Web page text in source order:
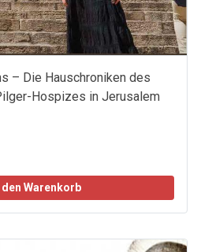
– Die Hauschroniken des
Hospizes in Jerusalem
den Warenkorb